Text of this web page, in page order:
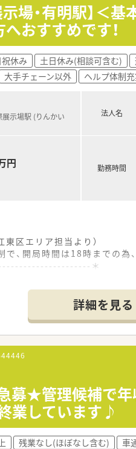
場・有明駅】＜
おすすめです！
休み 土日休み(相談可含む)
大手チェーン以外 ヘルプ体制
示場駅 (りんかい
円
法人名
勤務時間
東区エリア担当より）
、開局時間は18時までの為
＊
明駅から徒歩1分という非
日あたり30枚～70枚程度の
前薬局で様々な処方箋に触
するチェーン薬局のグル
く医薬品販売や介護用品の
暇の取得実績が豊富にあり
となり、仕事終わりの時間
で夜間や休日の当番業務が
舗をドミナント展開しており
詳細を見る
募★管理候補で
業しています♪
残業なし(ほぼなし含む) 車